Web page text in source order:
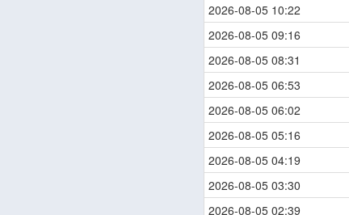
2026-08-05 10:22
2026-08-05 09:16
2026-08-05 08:31
2026-08-05 06:53
2026-08-05 06:02
2026-08-05 05:16
2026-08-05 04:19
2026-08-05 03:30
2026-08-05 02:39